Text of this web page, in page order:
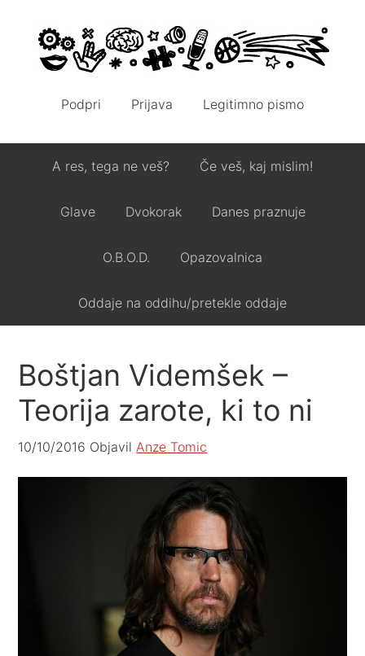
Podpri Prijava Legitimno pismo
A res, tega ne veš? Če veš, kaj mislim!
Glave Dvokorak Danes praznuje
O.B.O.D. Opazovalnica
Oddaje na oddihu/pretekle oddaje
Boštjan Videmšek –
Teorija zarote, ki to ni
10/10/2016 ObjavilAnze Tomic